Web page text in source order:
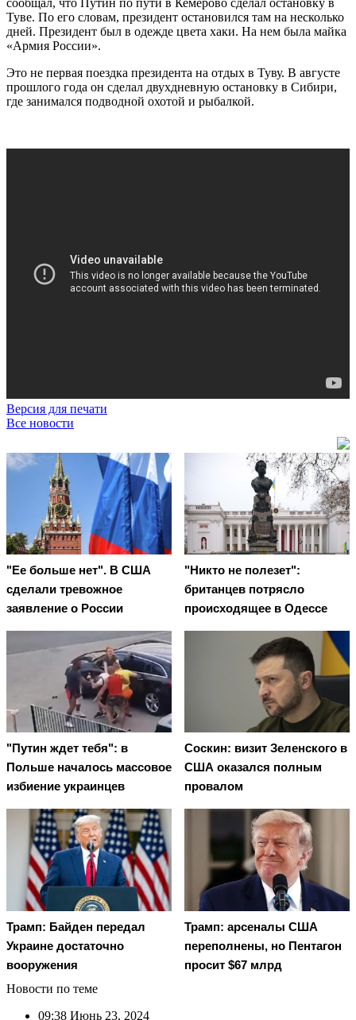
Туве. По его словам, президент остановился там на несколько
дней. Президент был в одежде цвета хаки. На нем была майка
«Армия России».
Это не первая поездка президента на отдых в Туву. В августе
прошлого года он сделал двухдневную остановку в Сибири,
где занимался подводной охотой и рыбалкой.
Версия для печати
Все новости
"Ее больше нет". В США
сделали тревожное
заявление о России
"Никто не полезет":
британцев потрясло
происходящее в Одессе
"Путин ждет тебя": в
Польше началось массовое
избиение украинцев
Соскин: визит Зеленского в
США оказался полным
провалом
Трамп: Байден передал
Украине достаточно
вооружения
Трамп: арсеналы США
переполнены, но Пентагон
просит $67 млрд
Новости по теме
09:38 Июнь 23, 2024